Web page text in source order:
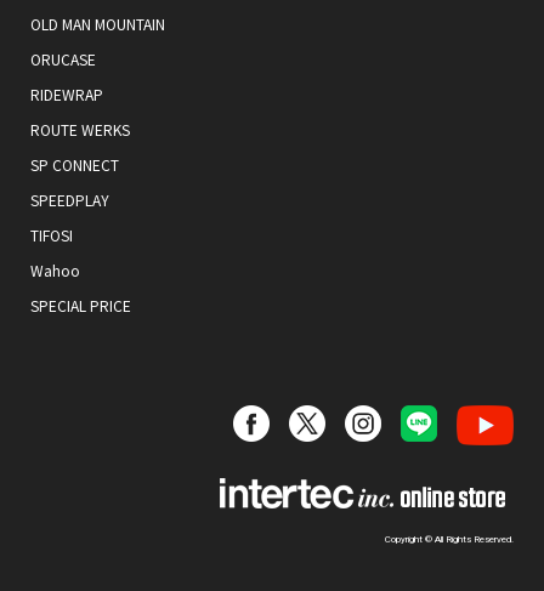
OLD MAN MOUNTAIN
ORUCASE
RIDEWRAP
ROUTE WERKS
SP CONNECT
SPEEDPLAY
TIFOSI
Wahoo
SPECIAL PRICE
Copyright © All Rights Reserved.